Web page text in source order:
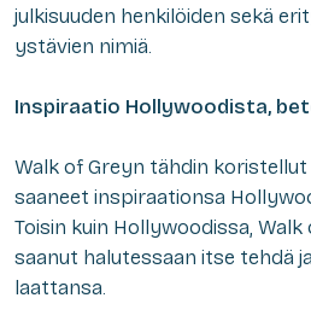
julkisuuden henkilöiden sekä
ystävien nimiä.
Inspiraatio Hollywoodista,
Walk of Greyn tähdin
saaneet inspiraationsa
Toisin kuin Hollywoodissa,
saanut halutessaan itse tehdä
laattansa.